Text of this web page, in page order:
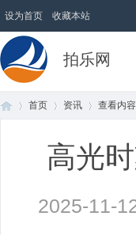
设为首页 收藏本站
拍乐网
首页
›
资讯 查看内容
高光
2025-11-